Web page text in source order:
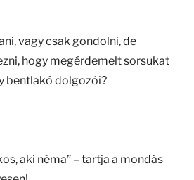
vagy csak gondolni, de
hogy megérdemelt sorsukat
bentlakó dolgozói?
aki néma” – tartja a mondás